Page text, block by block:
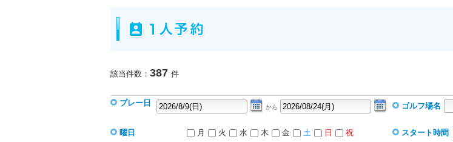
該当件数： 387 件
プレー日 から ゴルフ場名
曜日 月 火 水 木 金 土 日 祝 スタート時間